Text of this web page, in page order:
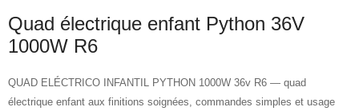
Quad électrique enfant Python 36V
1000W R6
QUAD ELÉCTRICO INFANTIL PYTHON 1000W 36v R6 — quad
électrique enfant aux finitions soignées, commandes simples et usage